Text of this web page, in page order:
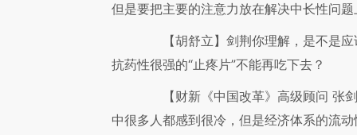
但是要把主要的注意力放在解决中长性问题
【胡舒立】 剑荆你理解，是不是
抗药性很强的“止疼片”不能再吃下去？
【财新《中国改革》高级顾问 张
中很多人都感到很冷，但是经济体系的流